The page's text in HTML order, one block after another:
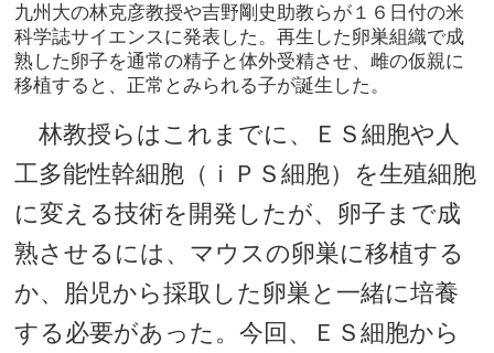
九州大の林克彦教授や吉野剛史助教らが１６日付の米
科学誌サイエンスに発表した。再生した卵巣組織で成
熟した卵子を通常の精子と体外受精させ、雌の仮親に
移植すると、正常とみられる子が誕生した。
林教授らはこれまでに、ＥＳ細胞や人
工多能性幹細胞（ｉＰＳ細胞）を生殖細胞
に変える技術を開発したが、卵子まで成
熟させるには、マウスの卵巣に移植する
か、胎児から採取した卵巣と一緒に培養
する必要があった。今回、ＥＳ細胞から